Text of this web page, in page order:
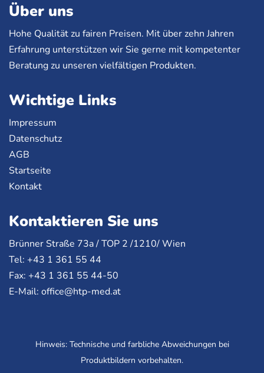
Über uns
Hohe Qualität zu fairen Preisen. Mit über zehn Jahren
Erfahrung unterstützen wir Sie gerne mit kompetenter
Beratung zu unseren vielfältigen Produkten.
Wichtige Links
Impressum
Datenschutz
AGB
Startseite
Kontakt
Kontaktieren Sie uns
Brünner Straße 73a /TOP 2 /1210/ Wien
Tel: +43 1 361 55 44
Fax: +43 1 361 55 44-50
E-Mail: office@htp-med.at
Hinweis: Technische und farbliche Abweichungen bei
Produktbildern vorbehalten.